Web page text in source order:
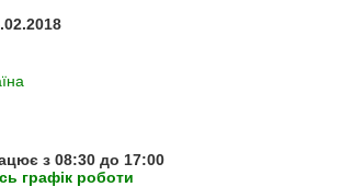
з 08:30 до 17:00
графік роботи